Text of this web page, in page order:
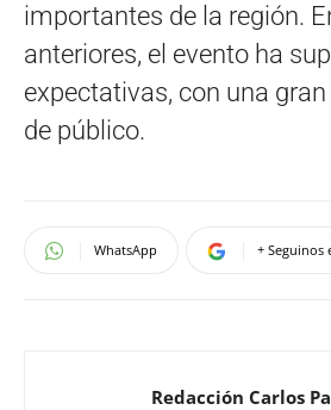
importantes de la región.
anteriores, el evento ha
expectativas, con una
de público.
WhatsApp + Seguinos
Redacción Carlos